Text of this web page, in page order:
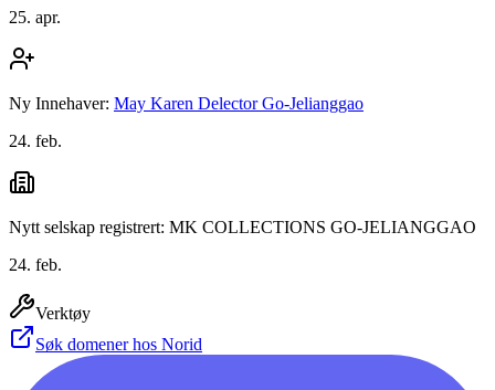
25. apr.
Ny Innehaver: May Karen Delector Go-Jelianggao
24. feb.
Nytt selskap registrert: MK COLLECTIONS GO-JELIANGGAO
24. feb.
Verktøy
Søk domener hos Norid